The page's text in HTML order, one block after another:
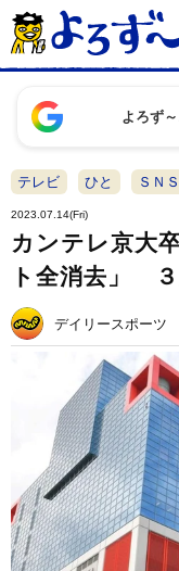
よろず
テレビ ひと ＳＮＳ
2023.07.14(Fri)
カンテレ京大
ト全消去」
デイリースポーツ